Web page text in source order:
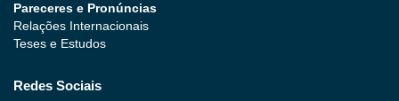
Pareceres e Pronúncias
Relações Internacionais
Teses e Estudos
Redes Sociais